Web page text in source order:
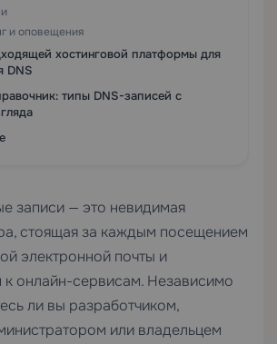
и оповещения
хостинговой платформы для
DNS
типы DNS-записей с
записи — это невидимая
стоящая за каждым посещением
электронной почты и
онлайн-сервисам. Независимо
ли вы разработчиком,
или владельцем